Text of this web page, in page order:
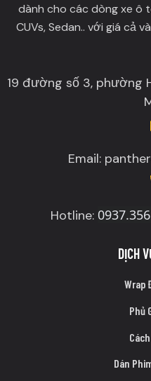
dành cho các dòng xe ô
CUVs, Sedan.. với giá cả
19 đường số 3, phường
Email:
Hotline:
DỊCH
Wrap
Phủ
Dán